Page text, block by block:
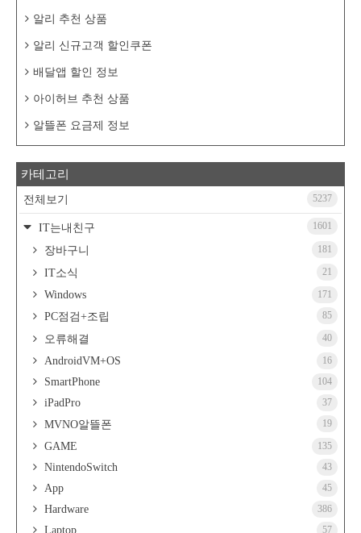
알리 추천 상품
알리 신규고객 할인쿠폰
배달앱 할인 정보
아이허브 추천 상품
알뜰폰 요금제 정보
카테고리
전체보기 5237
IT는내친구 1601
장바구니 181
IT소식 21
Windows 171
PC점검+조립 85
오류해결 40
AndroidVM+OS 16
SmartPhone 104
iPadPro 37
MVNO알뜰폰 19
GAME 135
NintendoSwitch 43
App 45
Hardware 386
Laptop 57